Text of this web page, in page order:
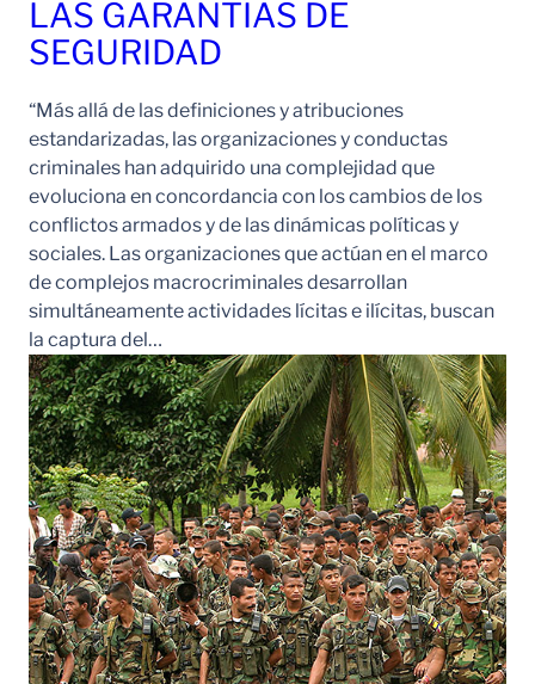
LAS GARANTÍAS DE
SEGURIDAD
“Más allá de las definiciones y atribuciones
estandarizadas, las organizaciones y conductas
criminales han adquirido una complejidad que
evoluciona en concordancia con los cambios de los
conflictos armados y de las dinámicas políticas y
sociales. Las organizaciones que actúan en el marco
de complejos macrocriminales desarrollan
simultáneamente actividades lícitas e ilícitas, buscan
la captura del…